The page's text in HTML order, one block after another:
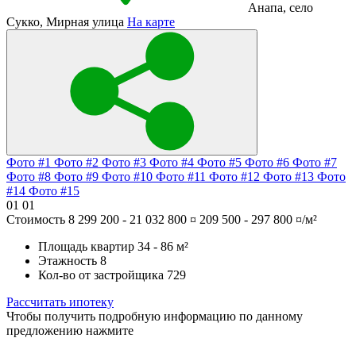
Анапа, село
Сукко, Мирная улица На карте
Фото #1 Фото #2 Фото #3 Фото #4 Фото #5 Фото #6 Фото #7
Фото #8 Фото #9 Фото #10 Фото #11 Фото #12 Фото #13 Фото
#14 Фото #15
01 01
Стоимость 8 299 200 - 21 032 800 ¤ 209 500 - 297 800 ¤/м²
Площадь квартир 34 - 86 м²
Этажность 8
Кол-во от застройщика 729
Рассчитать ипотеку
Чтобы получить подробную информацию по данному
предложению нажмите